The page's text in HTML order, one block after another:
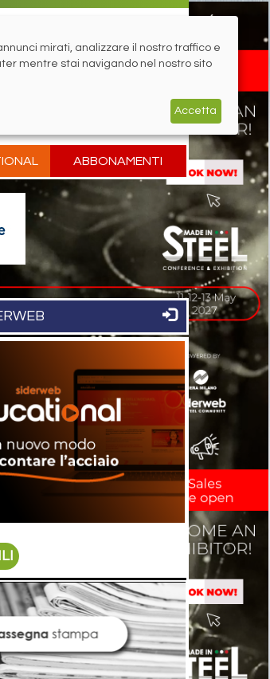
ABBONAMENTI
mirati, analizzare il nostro traffico e
mentre stai navigando nel nostro sito
Accetta